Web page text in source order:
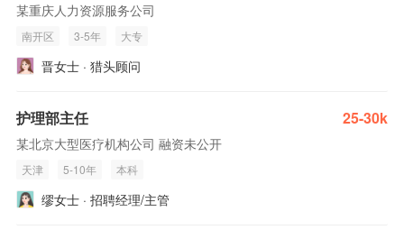
某重庆人力资源服务公司
南开区 3-5年 大专
晋女士 · 猎头顾问
护理部主任 25-30k
某北京大型医疗机构公司 融资未公开
天津 5-10年 本科
缪女士 · 招聘经理/主管